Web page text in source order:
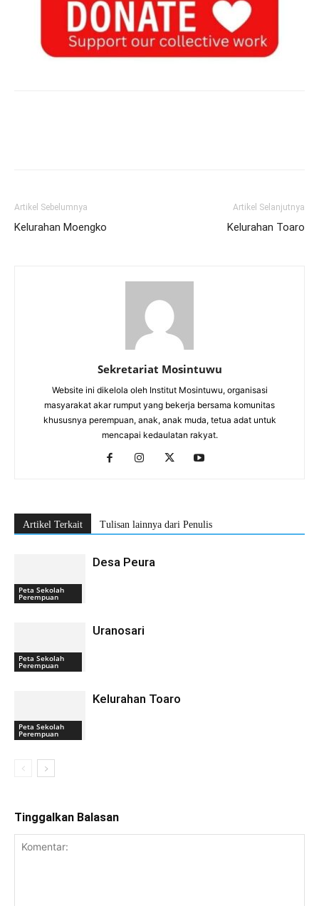
Artikel Sebelumnya
Kelurahan Moengko
Artikel Selanjutnya
Kelurahan Toaro
Sekretariat Mosintuwu
Website ini dikelola oleh Institut Mosintuwu, organisasi
masyarakat akar rumput yang bekerja bersama komunitas
khususnya perempuan, anak, anak muda, tetua adat untuk
mencapai kedaulatan rakyat.
Artikel Terkait Tulisan lainnya dari Penulis
Peta Sekolah
Perempuan
Desa Peura
Peta Sekolah
Perempuan
Uranosari
Peta Sekolah
Perempuan
Kelurahan Toaro
Tinggalkan Balasan